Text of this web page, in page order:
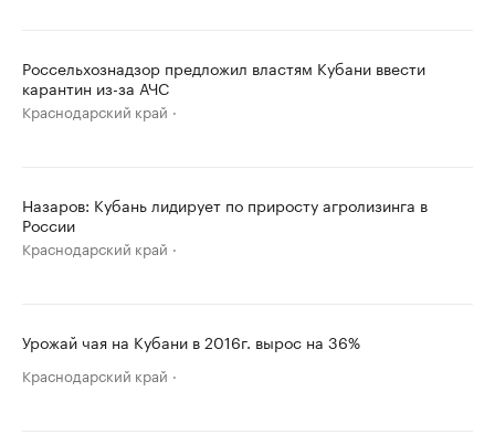
Россельхознадзор предложил властям Кубани ввести
карантин из-за АЧС
Краснодарский край
Назаров: Кубань лидирует по приросту агролизинга в
России
Краснодарский край
Урожай чая на Кубани в 2016г. вырос на 36%
Краснодарский край